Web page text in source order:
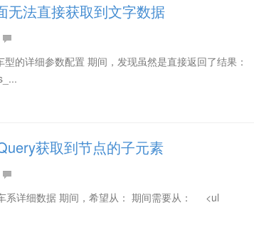
无法直接获取到文字数据
的详细参数配置 期间，发现虽然是直接返回了结果：
获取到节点的子元素
系详细数据 期间，希望从： 期间需要从： <ul